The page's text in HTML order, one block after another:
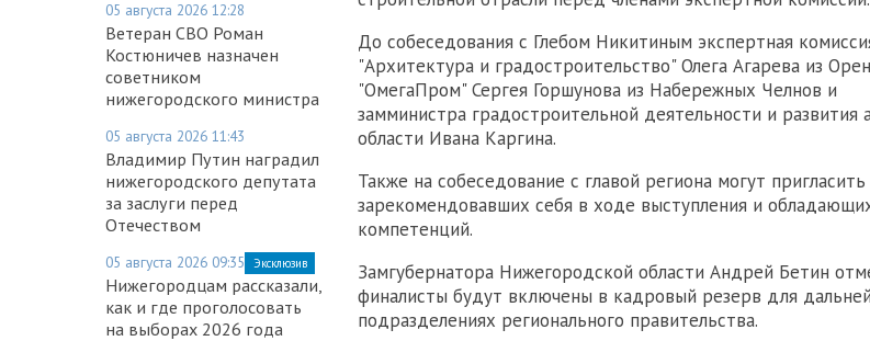
05 августа 2026 12:28
Ветеран СВО Роман
Костюничев назначен
советником
нижегородского министра
05 августа 2026 11:43
Владимир Путин наградил
нижегородского депутата
за заслуги перед
Отечеством
05 августа 2026 09:35 Эксклюзив
Нижегородцам рассказали,
как и где проголосовать
на выборах 2026 года
До собеседования с Глебом Никитиным экспертная
"Архитектура и градостроительство" Олега Агарева из
"ОмегаПром" Сергея Горшунова из Набережных Челнов и
замминистра градостроительной деятельности и
области Ивана Каргина.
Также на собеседование с главой региона могут
зарекомендовавших себя в ходе выступления и
компетенций.
Замгубернатора Нижегородской области Андрей Бетин
финалисты будут включены в кадровый резерв для
подразделениях регионального правительства.